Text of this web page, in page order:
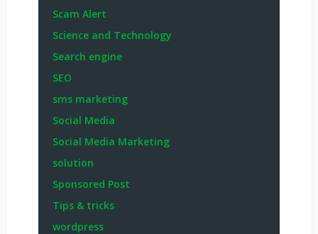
Scam Alert
Science and Technology
Search engine
SEO
sms marketing
Social Media
Social Media Marketing
solution
Sponsored Post
Tips & tricks
wordpress